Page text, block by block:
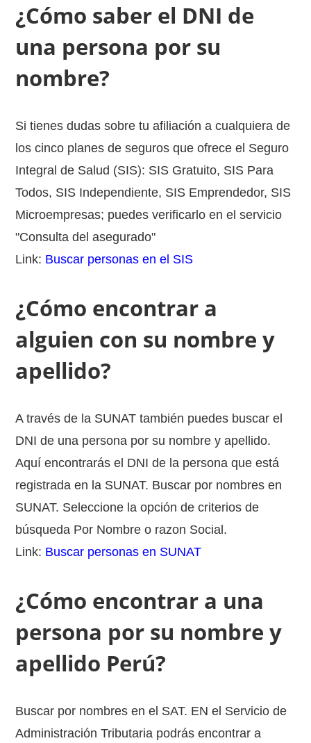
¿Cómo saber el DNI de
una persona por su
nombre?
Si tienes dudas sobre tu afiliación a cualquiera de
los cinco planes de seguros que ofrece el Seguro
Integral de Salud (SIS): SIS Gratuito, SIS Para
Todos, SIS Independiente, SIS Emprendedor, SIS
Microempresas; puedes verificarlo en el servicio
"Consulta del asegurado"
Link: Buscar personas en el SIS
¿Cómo encontrar a
alguien con su nombre y
apellido?
A través de la SUNAT también puedes buscar el
DNI de una persona por su nombre y apellido.
Aquí encontrarás el DNI de la persona que está
registrada en la SUNAT. Buscar por nombres en
SUNAT. Seleccione la opción de criterios de
búsqueda Por Nombre o razon Social.
Link: Buscar personas en SUNAT
¿Cómo encontrar a una
persona por su nombre y
apellido Perú?
Buscar por nombres en el SAT. EN el Servicio de
Administración Tributaria podrás encontrar a